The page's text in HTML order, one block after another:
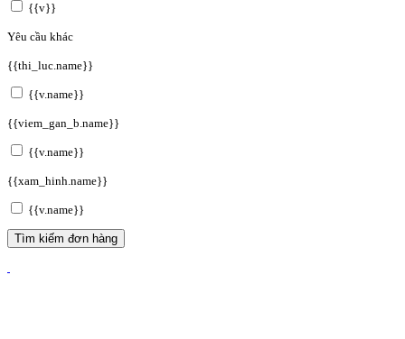
{{v}}
Yêu cầu khác
{{thi_luc.name}}
{{v.name}}
{{viem_gan_b.name}}
{{v.name}}
{{xam_hinh.name}}
{{v.name}}
Tìm kiếm đơn hàng